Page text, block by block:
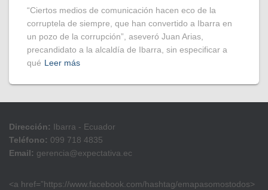
“Ciertos medios de comunicación hacen eco de la
corruptela de siempre, que han convertido a Ibarra en
un pozo de la corrupción”, aseveró Juan Arias,
precandidato a la alcaldía de Ibarra, sin especificar a
qué Leer más
Dirección: Ibarra - Ecuador
Teléfono: 099 718 4835
Email: gerencia@expectativa.ec
<a href=”https://www.facebook.com/hashtag/emapasomostodos>